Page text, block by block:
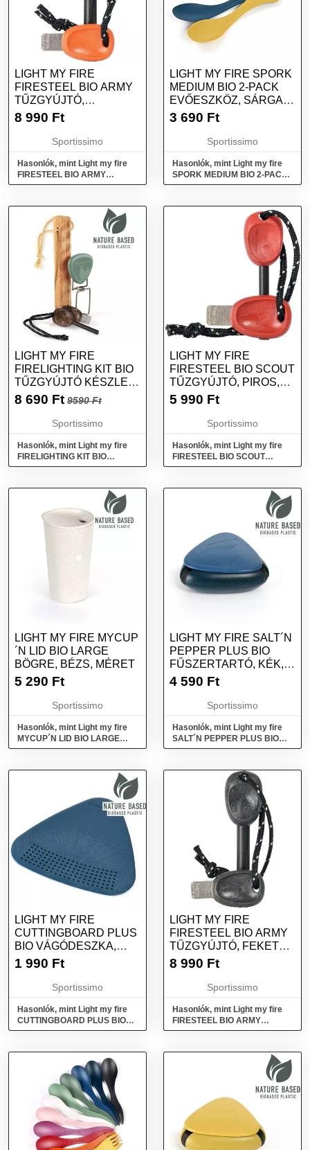
LIGHT MY FIRE
FIRESTEEL BIO ARMY
TŰZGYÚJTÓ,
NARANCSSÁRGA,
8 990 Ft
Sportissimo
Hasonlók, mint Light my fire
FIRESTEEL BIO ARMY
Tűzgyújtó, narancssárga,
LIGHT MY FIRE SPORK
MEDIUM BIO 2-PACK
EVŐESZKÖZ, SÁRGA,
MÉRET
3 690 Ft
Sportissimo
Hasonlók, mint Light my fire
SPORK MEDIUM BIO 2-PACK
Evőeszköz, sárga, méret
LIGHT MY FIRE
FIRELIGHTING KIT BIO
TŰZGYÚJTÓ KÉSZLET,
ZÖLD, MÉRET
8 690 Ft 9590 Ft
Sportissimo
Hasonlók, mint Light my fire
FIRELIGHTING KIT BIO
Tűzgyújtó készlet, zöld, méret
LIGHT MY FIRE
FIRESTEEL BIO SCOUT
TŰZGYÚJTÓ, PIROS,
MÉRET
5 990 Ft
Sportissimo
Hasonlók, mint Light my fire
FIRESTEEL BIO SCOUT
Tűzgyújtó, piros, méret
LIGHT MY FIRE MYCUP
´N LID BIO LARGE
BÖGRE, BÉZS, MÉRET
5 290 Ft
Sportissimo
Hasonlók, mint Light my fire
MYCUP´N LID BIO LARGE
Bögre, bézs, méret
LIGHT MY FIRE SALT´N
PEPPER PLUS BIO
FŰSZERTARTÓ, KÉK,
MÉRET
4 590 Ft
Sportissimo
Hasonlók, mint Light my fire
SALT´N PEPPER PLUS BIO
Fűszertartó, kék, méret
LIGHT MY FIRE
CUTTINGBOARD PLUS
BIO VÁGÓDESZKA,
KÉK, MÉRET
1 990 Ft
Sportissimo
Hasonlók, mint Light my fire
CUTTINGBOARD PLUS BIO
Vágódeszka, kék, méret
LIGHT MY FIRE
FIRESTEEL BIO ARMY
TŰZGYÚJTÓ, FEKETE,
MÉRET
8 990 Ft
Sportissimo
Hasonlók, mint Light my fire
FIRESTEEL BIO ARMY
Tűzgyújtó, fekete, méret